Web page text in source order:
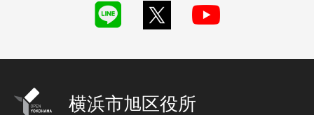
横浜市旭区役所